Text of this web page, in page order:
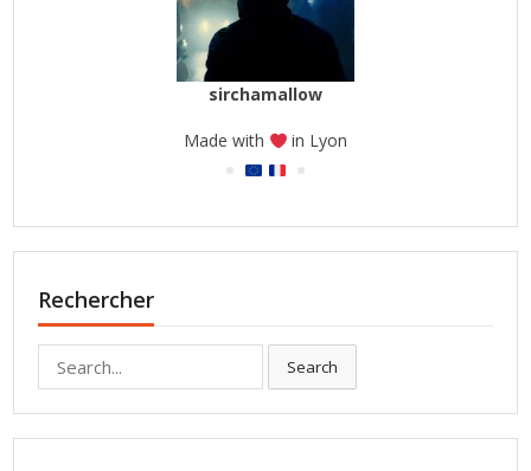
sirchamallow
Made with in Lyon
Rechercher
Search